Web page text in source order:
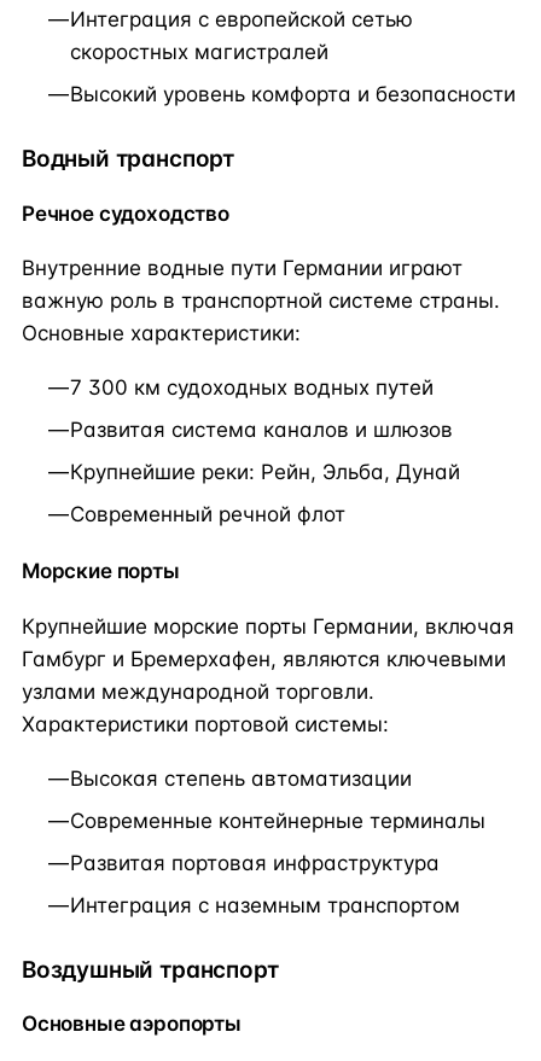
Интеграция с европейской сетью
скоростных магистралей
Высокий уровень комфорта и безопасности
Водный транспорт
Речное судоходство
Внутренние водные пути Германии играют
важную роль в транспортной системе страны.
Основные характеристики:
7 300 км судоходных водных путей
Развитая система каналов и шлюзов
Крупнейшие реки: Рейн, Эльба, Дунай
Современный речной флот
Морские порты
Крупнейшие морские порты Германии, включая
Гамбург и Бремерхафен, являются ключевыми
узлами международной торговли.
Характеристики портовой системы:
Высокая степень автоматизации
Современные контейнерные терминалы
Развитая портовая инфраструктура
Интеграция с наземным транспортом
Воздушный транспорт
Основные аэропорты